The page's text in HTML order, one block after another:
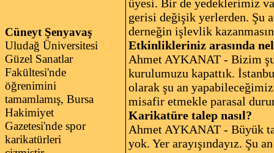
Cüneyt Şenyavaş
Uludağ Üniversitesi
Güzel Sanatlar
Fakültesi'nde
öğrenimini
tamamlamış, Bursa
Hakimiyet
Gazetesi'nde spor
karikatürleri
üyesi. Bir de yedeklerimiz
gerisi değişik yerlerden. Şu
derneğin işlevlik
Etkinlikleriniz arasında
Ahmet AYKANAT - Bizim
kurulumuzu kapattık.
olarak şu an
misafir etmekle parasal
Karikatüre talep nasıl?
Ahmet AYKANAT - Büyük
yok. Yer arayışındayız. Şu